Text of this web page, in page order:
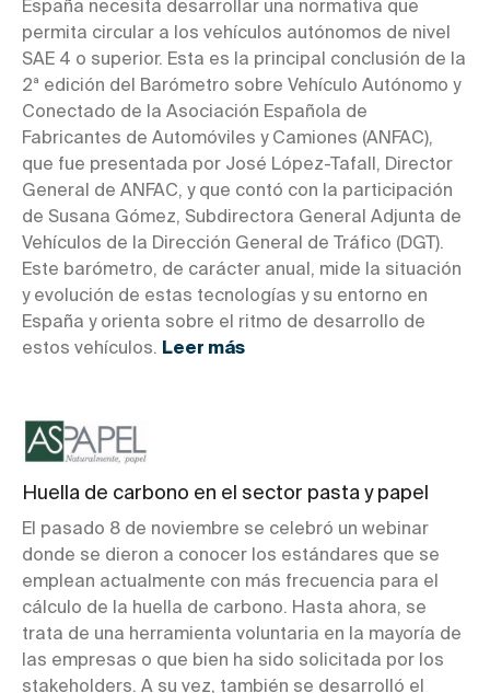
España necesita desarrollar una normativa que
permita circular a los vehículos autónomos de nivel
SAE 4 o superior. Esta es la principal conclusión de la
2ª edición del Barómetro sobre Vehículo Autónomo y
Conectado de la Asociación Española de
Fabricantes de Automóviles y Camiones (ANFAC),
que fue presentada por José López-Tafall, Director
General de ANFAC, y que contó con la participación
de Susana Gómez, Subdirectora General Adjunta de
Vehículos de la Dirección General de Tráfico (DGT).
Este barómetro, de carácter anual, mide la situación
y evolución de estas tecnologías y su entorno en
España y orienta sobre el ritmo de desarrollo de
estos vehículos. Leer más
Huella de carbono en el sector pasta y papel
El pasado 8 de noviembre se celebró un webinar
donde se dieron a conocer los estándares que se
emplean actualmente con más frecuencia para el
cálculo de la huella de carbono. Hasta ahora, se
trata de una herramienta voluntaria en la mayoría de
las empresas o que bien ha sido solicitada por los
stakeholders. A su vez, también se desarrolló el